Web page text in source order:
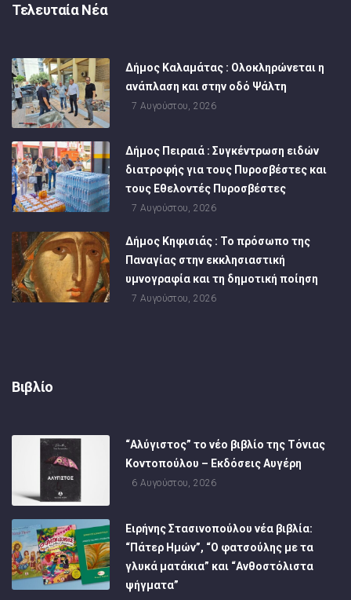
Τελευταία Νέα
Δήμος Καλαμάτας : Ολοκληρώνεται η
ανάπλαση και στην οδό Ψάλτη
7 Αυγούστου, 2026
Δήμος Πειραιά : Συγκέντρωση ειδών
διατροφής για τους Πυροσβέστες και
τους Εθελοντές Πυροσβέστες
7 Αυγούστου, 2026
Δήμος Κηφισιάς : Το πρόσωπο της
Παναγίας στην εκκλησιαστική
υμνογραφία και τη δημοτική ποίηση
7 Αυγούστου, 2026
Βιβλίο
“Αλύγιστος” το νέο βιβλίο της Τόνιας
Κοντοπούλου – Εκδόσεις Αυγέρη
6 Αυγούστου, 2026
Ειρήνης Στασινοπούλου νέα βιβλία:
“Πάτερ Ημών”, “Ο φατσούλης με τα
γλυκά ματάκια” και “Ανθοστόλιστα
ψήγματα”